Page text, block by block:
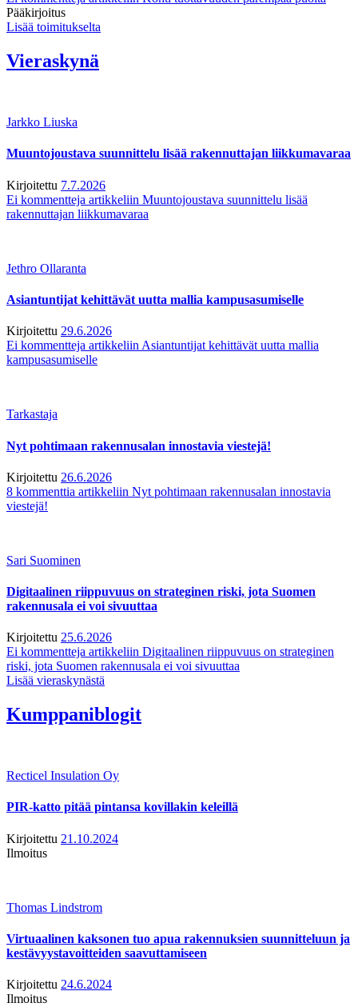
Pääkirjoitus
Lisää toimitukselta
Vieraskynä
Jarkko Liuska
Muuntojoustava suunnittelu lisää rakennuttajan liikkumavaraa
Kirjoitettu 7.7.2026
Ei kommentteja artikkeliin Muuntojoustava suunnittelu lisää
rakennuttajan liikkumavaraa
Jethro Ollaranta
Asiantuntijat kehittävät uutta mallia kampusasumiselle
Kirjoitettu 29.6.2026
Ei kommentteja artikkeliin Asiantuntijat kehittävät uutta mallia
kampusasumiselle
Tarkastaja
Nyt pohtimaan rakennusalan innostavia viestejä!
Kirjoitettu 26.6.2026
8 kommenttia artikkeliin Nyt pohtimaan rakennusalan innostavia
viestejä!
Sari Suominen
Digitaalinen riippuvuus on strateginen riski, jota Suomen
rakennusala ei voi sivuuttaa
Kirjoitettu 25.6.2026
Ei kommentteja artikkeliin Digitaalinen riippuvuus on strateginen
riski, jota Suomen rakennusala ei voi sivuuttaa
Lisää vieraskynästä
Kumppaniblogit
Recticel Insulation Oy
PIR-katto pitää pintansa kovillakin keleillä
Kirjoitettu 21.10.2024
Ilmoitus
Thomas Lindstrom
Virtuaalinen kaksonen tuo apua rakennuksien suunnitteluun ja
kestävyystavoitteiden saavuttamiseen
Kirjoitettu 24.6.2024
Ilmoitus